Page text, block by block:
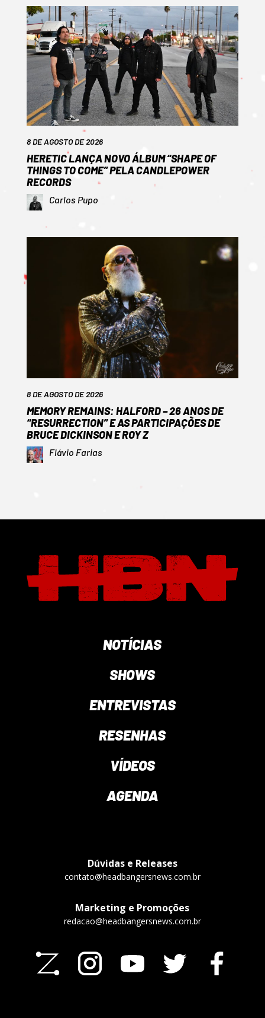
8 DE AGOSTO DE 2026
HERETIC LANÇA NOVO ÁLBUM “SHAPE OF
THINGS TO COME” PELA CANDLEPOWER
RECORDS
Carlos Pupo
8 DE AGOSTO DE 2026
MEMORY REMAINS: HALFORD – 26 ANOS DE
“RESURRECTION” E AS PARTICIPAÇÕES DE
BRUCE DICKINSON E ROY Z
Flávio Farias
NOTÍCIAS
SHOWS
ENTREVISTAS
RESENHAS
VÍDEOS
AGENDA
Dúvidas e Releases
contato@headbangersnews.com.br
Marketing e Promoções
redacao@headbangersnews.com.br